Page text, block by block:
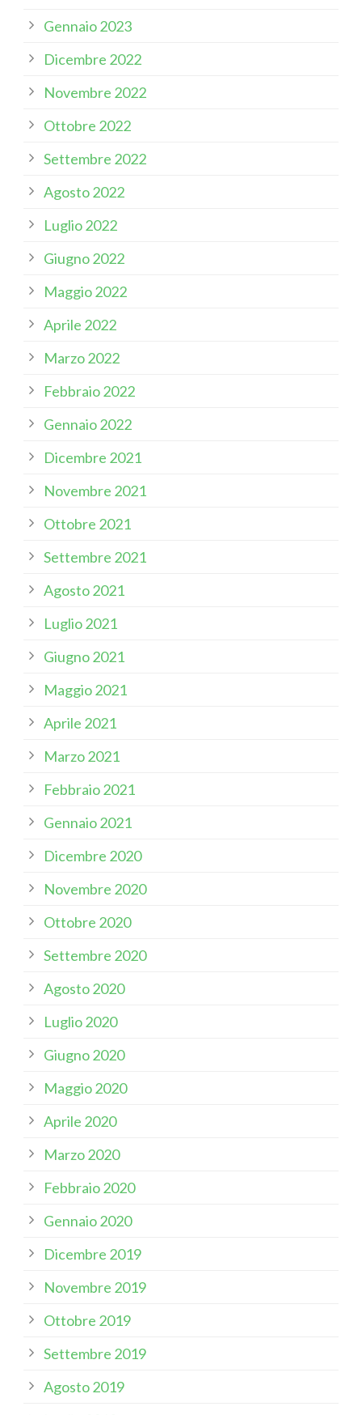
Gennaio 2023
Dicembre 2022
Novembre 2022
Ottobre 2022
Settembre 2022
Agosto 2022
Luglio 2022
Giugno 2022
Maggio 2022
Aprile 2022
Marzo 2022
Febbraio 2022
Gennaio 2022
Dicembre 2021
Novembre 2021
Ottobre 2021
Settembre 2021
Agosto 2021
Luglio 2021
Giugno 2021
Maggio 2021
Aprile 2021
Marzo 2021
Febbraio 2021
Gennaio 2021
Dicembre 2020
Novembre 2020
Ottobre 2020
Settembre 2020
Agosto 2020
Luglio 2020
Giugno 2020
Maggio 2020
Aprile 2020
Marzo 2020
Febbraio 2020
Gennaio 2020
Dicembre 2019
Novembre 2019
Ottobre 2019
Settembre 2019
Agosto 2019